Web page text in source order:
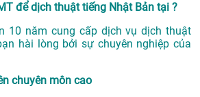
để dịch thuật tiếng Nhật Bản tại ?
10 năm cung cấp dịch vụdịch thuật
hài lòng bởi sự chuyên nghiệp của
chuyên môn cao